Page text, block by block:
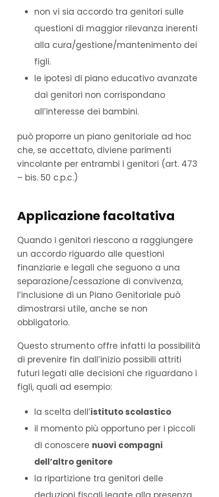
non vi sia accordo tra genitori sulle
questioni di maggior rilevanza inerenti
alla cura/gestione/mantenimento dei
figli.
le ipotesi di piano educativo avanzate
dai genitori non corrispondano
all’interesse dei bambini.
può proporre un piano genitoriale ad hoc
che, se accettato, diviene parimenti
vincolante per entrambi i genitori (art. 473
– bis. 50 c.p.c.)
Applicazione facoltativa
Quando i genitori riescono a raggiungere
un accordo riguardo alle questioni
finanziarie e legali che seguono a una
separazione/cessazione di convivenza,
l’inclusione di un Piano Genitoriale può
dimostrarsi utile, anche se non
obbligatorio.
Questo strumento offre infatti la possibilità
di prevenire fin dall’inizio possibili attriti
futuri legati alle decisioni che riguardano i
figli, quali ad esempio:
la scelta dell’istituto scolastico
il momento più opportuno per i piccoli
di conoscere nuovi compagni
dell’altro genitore
la ripartizione tra genitori delle